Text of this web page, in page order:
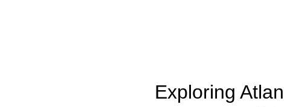
Exploring